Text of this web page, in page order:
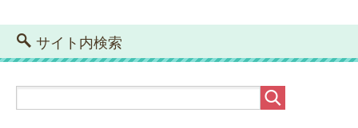
サイト内検索